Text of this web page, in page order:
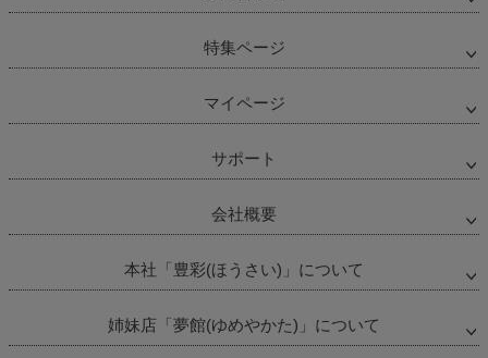
特集ページ
マイページ
サポート
会社概要
本社「豊彩(ほうさい)」について
姉妹店「夢館(ゆめやかた)」について